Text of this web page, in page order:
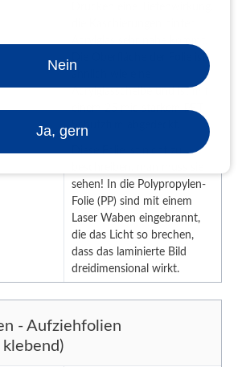
Die Oberfläche der Folie ist
Acrylglasscheibe und ist mit
einem 25 mic starkem PET-
Schutzfilm abgedeckt.
Diese Folie ist nicht zu
sehen! In die Polypropylen-
Folie (PP) sind mit einem
Laser Waben eingebrannt,
die das Licht so brechen,
dass das laminierte Bild
dreidimensional wirkt.
- Aufziehfolien
Nein
Ja, gern